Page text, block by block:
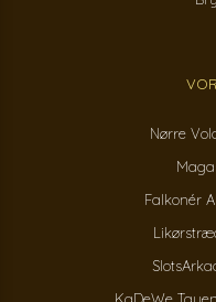
Nørre
Falkonér